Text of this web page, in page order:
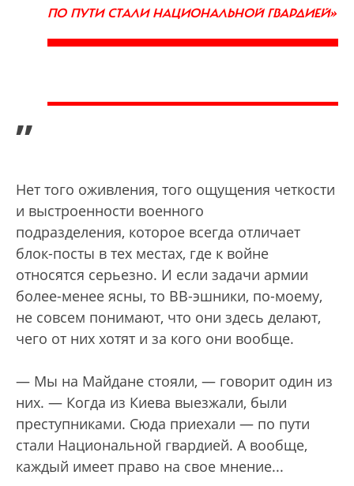
ПО ПУТИ СТАЛИ НАЦИОНАЛЬНОЙ ГВАРДИЕЙ»
”
Нет того оживления, того ощущения четкости
и выстроенности военного
подразделения, которое всегда отличает
блок-посты в тех местах, где к войне
относятся серьезно. И если задачи армии
более-менее ясны, то ВВ-эшники, по-моему,
не совсем понимают, что они здесь делают,
чего от них хотят и за кого они вообще.
— Мы на Майдане стояли, — говорит один из
них. — Когда из Киева выезжали, были
преступниками. Сюда приехали — по пути
стали Национальной гвардией. А вообще,
каждый имеет право на свое мнение...